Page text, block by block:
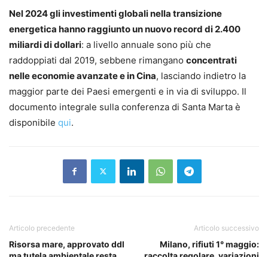
Nel 2024 gli investimenti globali nella transizione
energetica hanno raggiunto un nuovo record di 2.400
miliardi di dollari: a livello annuale sono più che
raddoppiati dal 2019, sebbene rimangano concentrati
nelle economie avanzate e in Cina, lasciando indietro la
maggior parte dei Paesi emergenti e in via di sviluppo. Il
documento integrale sulla conferenza di Santa Marta è
disponibile qui.
Articolo precedente
Risorsa mare, approvato ddl
Articolo successivo
Milano, rifiuti 1° maggio: